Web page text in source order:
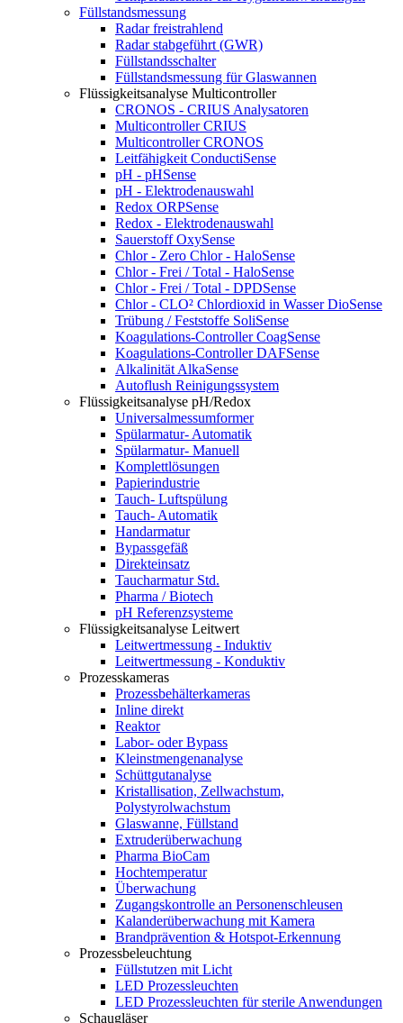
Füllstandsmessung
Radar freistrahlend
Radar stabgeführt (GWR)
Füllstandsschalter
Füllstandsmessung für Glaswannen
Flüssigkeitsanalyse Multicontroller
CRONOS - CRIUS Analysatoren
Multicontroller CRIUS
Multicontroller CRONOS
Leitfähigkeit ConductiSense
pH - pHSense
pH - Elektrodenauswahl
Redox ORPSense
Redox - Elektrodenauswahl
Sauerstoff OxySense
Chlor - Zero Chlor - HaloSense
Chlor - Frei / Total - HaloSense
Chlor - Frei / Total - DPDSense
Chlor - CLO² Chlordioxid in Wasser DioSense
Trübung / Feststoffe SoliSense
Koagulations-Controller CoagSense
Koagulations-Controller DAFSense
Alkalinität AlkaSense
Autoflush Reinigungssystem
Flüssigkeitsanalyse pH/Redox
Universalmessumformer
Spülarmatur- Automatik
Spülarmatur- Manuell
Komplettlösungen
Papierindustrie
Tauch- Luftspülung
Tauch- Automatik
Handarmatur
Bypassgefäß
Direkteinsatz
Taucharmatur Std.
Pharma / Biotech
pH Referenzsysteme
Flüssigkeitsanalyse Leitwert
Leitwertmessung - Induktiv
Leitwertmessung - Konduktiv
Prozesskameras
Prozessbehälterkameras
Inline direkt
Reaktor
Labor- oder Bypass
Kleinstmengenanalyse
Schüttgutanalyse
Kristallisation, Zellwachstum,
Polystyrolwachstum
Glaswanne, Füllstand
Extruderüberwachung
Pharma BioCam
Hochtemperatur
Überwachung
Zugangskontrolle an Personenschleusen
Kalanderüberwachung mit Kamera
Brandprävention & Hotspot-Erkennung
Prozessbeleuchtung
Füllstutzen mit Licht
LED Prozessleuchten
LED Prozessleuchten für sterile Anwendungen
Schaugläser